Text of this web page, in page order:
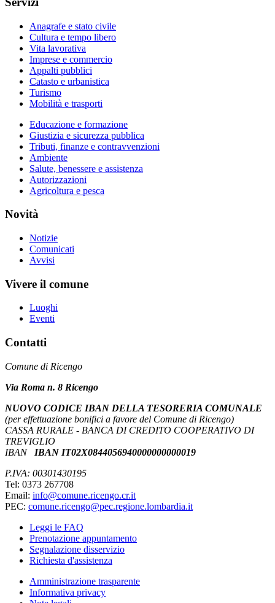
Anagrafe e stato civile
Cultura e tempo libero
Vita lavorativa
Imprese e commercio
Appalti pubblici
Catasto e urbanistica
Turismo
Mobilità e trasporti
Educazione e formazione
Giustizia e sicurezza pubblica
Tributi, finanze e contravvenzioni
Ambiente
Salute, benessere e assistenza
Autorizzazioni
Agricoltura e pesca
Novità
Notizie
Comunicati
Avvisi
Vivere il comune
Luoghi
Eventi
Contatti
Comune di Ricengo
Via Roma n. 8 Ricengo
NUOVO CODICE IBAN DELLA TESORERIA COMUNALE
(per effettuazione bonifici a favore del Comune di Ricengo)
CASSA RURALE - BANCA DI CREDITO COOPERATIVO DI
TREVIGLIO
IBAN
IBAN IT02X0844056940000000000019
P.IVA: 00301430195
Tel: 0373 267708
Email: info@comune.ricengo.cr.it
PEC: comune.ricengo@pec.regione.lombardia.it
Leggi le FAQ
Prenotazione appuntamento
Segnalazione disservizio
Richiesta d'assistenza
Amministrazione trasparente
Informativa privacy